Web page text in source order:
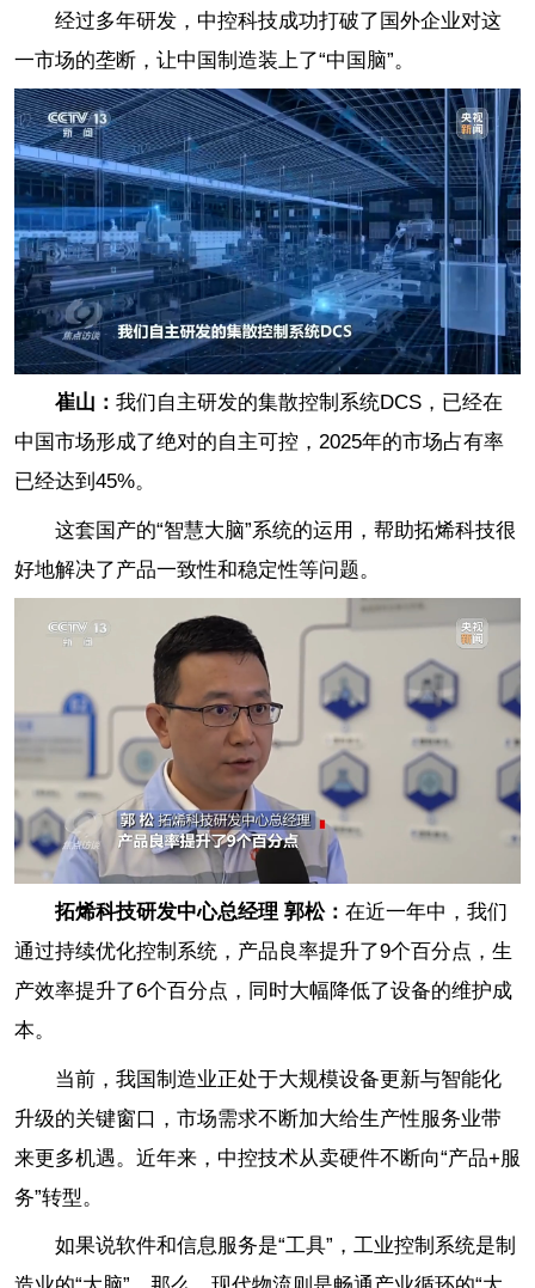
经过多年研发，中控科技成功打破了国外企业对这
一市场的垄断，让中国制造装上了“中国脑”。
崔山： 我们自主研发的集散控制系统DCS，已经在
中国市场形成了绝对的自主可控，2025年的市场占有率
已经达到45%。
这套国产的“智慧大脑”系统的运用，帮助拓烯科技很
好地解决了产品一致性和稳定性等问题。
拓烯科技研发中心总经理 郭松： 在近一年中，我们
通过持续优化控制系统，产品良率提升了9个百分点，生
产效率提升了6个百分点，同时大幅降低了设备的维护成
本。
当前，我国制造业正处于大规模设备更新与智能化
升级的关键窗口，市场需求不断加大给生产性服务业带
来更多机遇。近年来，中控技术从卖硬件不断向“产品+服
务”转型。
如果说软件和信息服务是“工具”，工业控制系统是制